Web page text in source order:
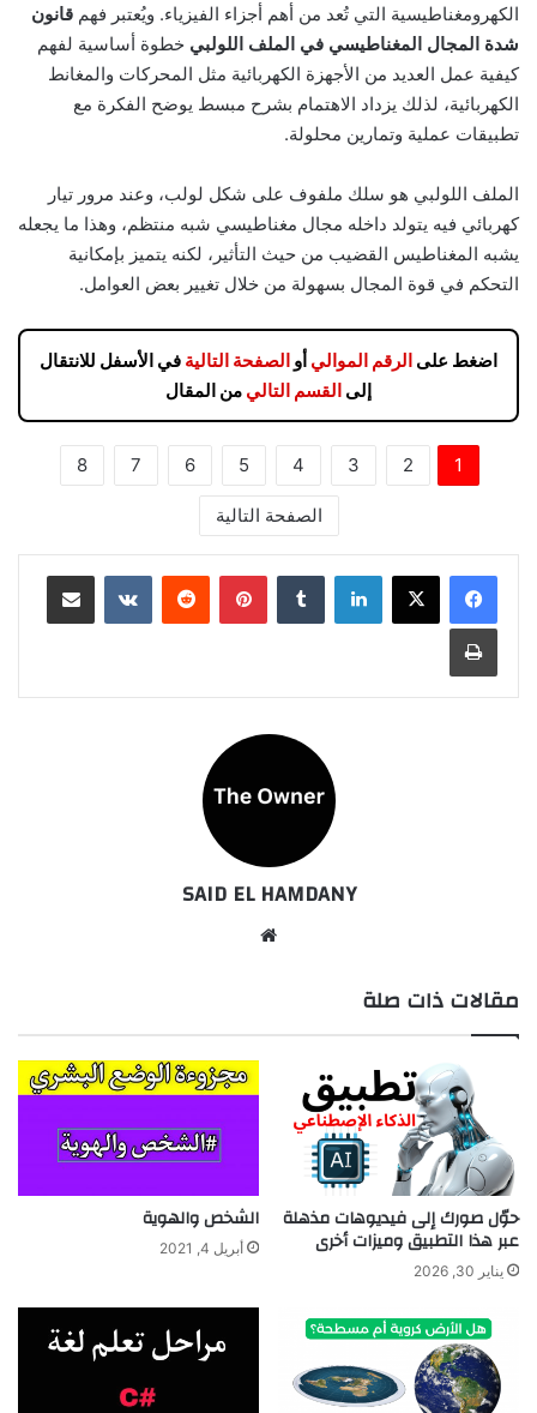
الكهرومغناطيسية التي تُعد من أهم أجزاء الفيزياء. ويُعتبر فهم قانون
شدة المجال المغناطيسي في الملف اللولبي خطوة أساسية لفهم
كيفية عمل العديد من الأجهزة الكهربائية مثل المحركات والمغانط
الكهربائية، لذلك يزداد الاهتمام بشرح مبسط يوضح الفكرة مع
تطبيقات عملية وتمارين محلولة.
الملف اللولبي هو سلك ملفوف على شكل لولب، وعند مرور تيار
كهربائي فيه يتولد داخله مجال مغناطيسي شبه منتظم، وهذا ما يجعله
يشبه المغناطيس القضيب من حيث التأثير، لكنه يتميز بإمكانية
التحكم في قوة المجال بسهولة من خلال تغيير بعض العوامل.
اضغط على الرقم الموالي أو الصفحة التالية في الأسفل للانتقال
إلى القسم التالي من المقال
1
2
3
4
5
6
7
8
الصفحة التالية
لينكدإن بينتيريست مشاركة عبر البريد
طباعة
SAID EL HAMDANY
مقالات ذات صلة
حوّل صورك إلى فيديوهات مذهلة
عبر هذا التطبيق وميزات أخرى
يناير 30, 2026
الشخص والهوية
أبريل 4, 2021